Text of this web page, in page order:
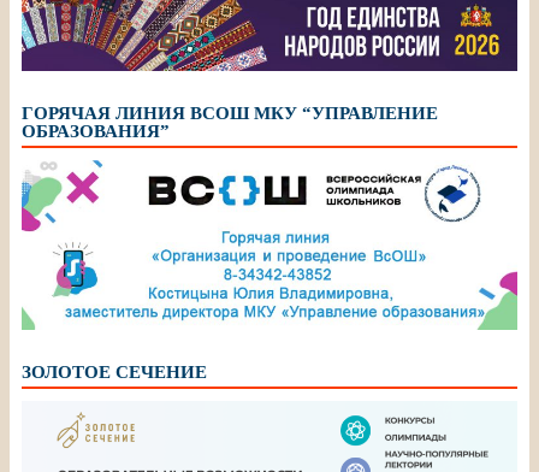
ГОРЯЧАЯ ЛИНИЯ ВСОШ МКУ “УПРАВЛЕНИЕ
ОБРАЗОВАНИЯ”
ЗОЛОТОЕ СЕЧЕНИЕ